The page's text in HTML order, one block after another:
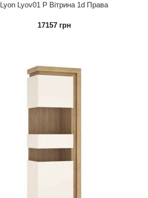
Lyon Lyov01 P Вітрина 1d Права
17157 грн